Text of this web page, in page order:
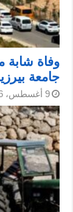
وفاة شابة
جامعة
9 أغسطس، 2026